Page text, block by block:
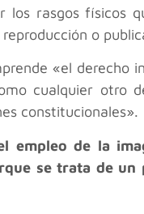
rasgos físicos
o
«el derecho
cualquier otro
constitucionales».
empleo de la
se trata de